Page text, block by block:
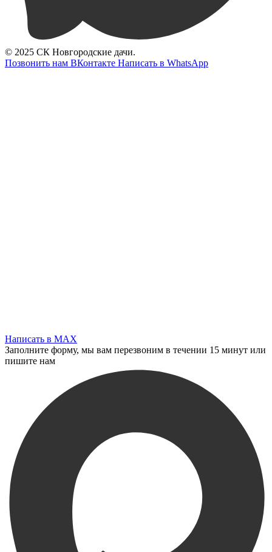
© 2025 СК Новгородские дачи.
Позвонить нам ВКонтакте Написать в WhatsApp
Написать в MAX
Заполните форму, мы вам перезвоним в течении 15 минут или
пишите нам